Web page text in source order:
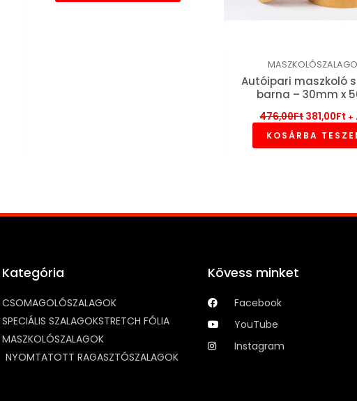
Autóipari maszkoló
barna – 30mm x
476,00Ft381,00Ft +
KOSÁRBA
Kategória
CSOMAGOLÓSZALAGOK
SPECIÁLIS SZALAGOKSTRETCH FÓLIA
MASZKOLÓSZALAGOK
NYOMTATOTT RAGASZTÓSZALAGOK
Kövess minket
Facebook
YouTube
Instagram